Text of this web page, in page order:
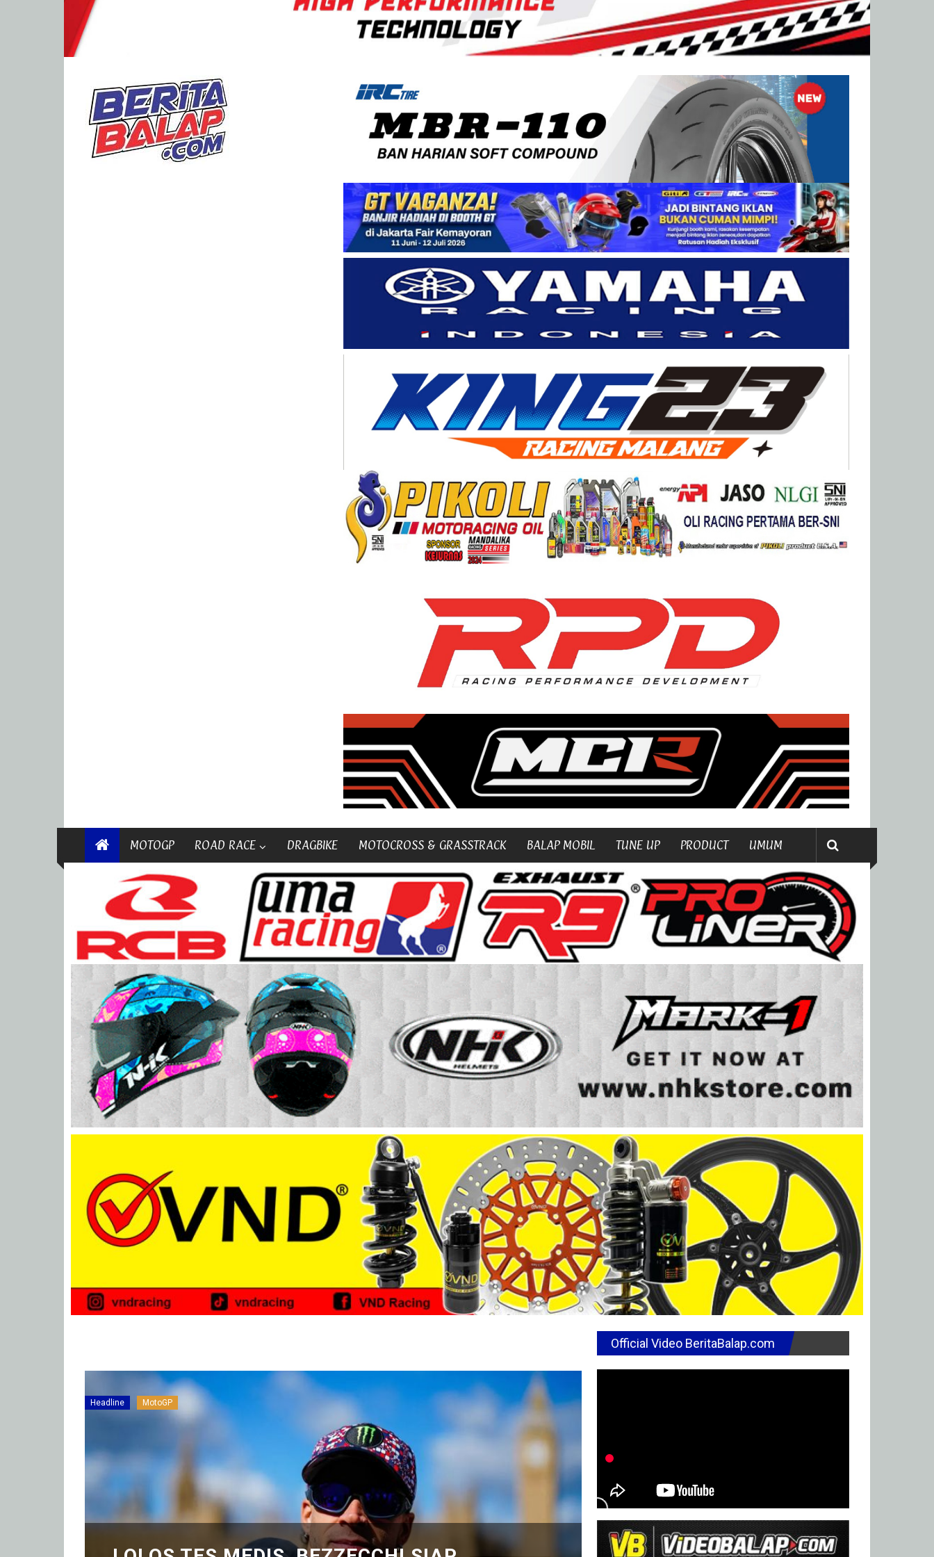
BeritaBalap.com
Portal
Berita
Balap
Paling
MOTOGP ROAD RACE DRAGBIKE MOTOCROSS & GRASSTRACK BALAP MOBIL TUNE UP PRODUCT UMUM
Headline MotoGP
Official Video BeritaBalap.com